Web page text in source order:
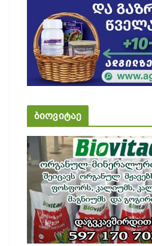
ბიოვიტაე